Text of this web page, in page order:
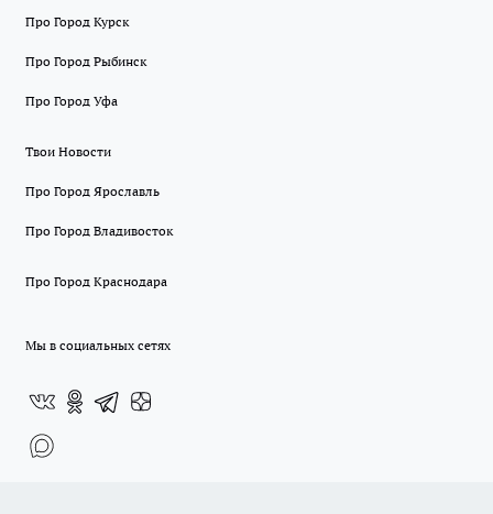
Про Город Курск
Про Город Рыбинск
Про Город Уфа
Твои Новости
Про Город Ярославль
Про Город Владивосток
Про Город Краснодара
Мы в социальных сетях